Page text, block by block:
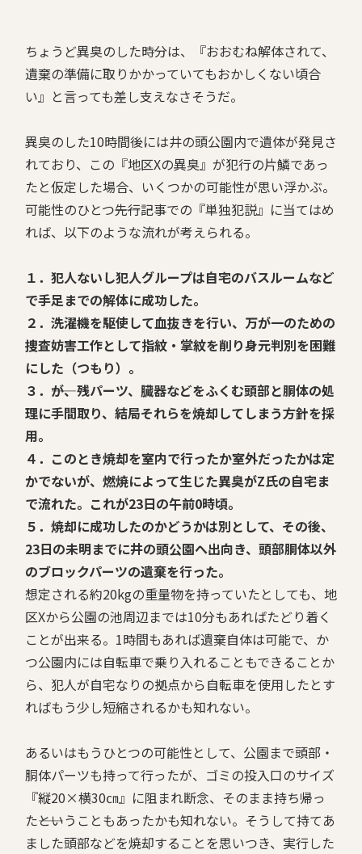
ちょうど異臭のした時分は、『おおむね解体されて、
遺棄の準備に取りかかっていてもおかしくない頃合
い』と言っても差し支えなさそうだ。
異臭のした10時間後には井の頭公園内で遺体が発見さ
れており、この『地区Xの異臭』が犯行の片鱗であっ
たと仮定した場合、いくつかの可能性が思い浮かぶ。
可能性のひとつ――先行記事での『単独犯説』に当てはめ
れば、以下のような流れが考えられる。
１．犯人ないし犯人グループは自宅のバスルームなど
で手足までの解体に成功した。
２．洗濯機を駆使して血抜きを行い、万が一のための
捜査妨害工作として指紋・掌紋を削り身元判別を困難
にした（つもり）。
３．――が、残パーツ、臓器などをふくむ頭部と胴体の処
理に手間取り、結局それらを焼却してしまう方針を採
用。
４．このとき焼却を室内で行ったか室外だったかは定
かでないが、燃焼によって生じた異臭がZ氏の自宅ま
で流れた。これが23日の午前0時頃。
５．焼却に成功したのかどうかは別として、その後、
23日の未明までに井の頭公園へ出向き、頭部胴体以外
のブロックパーツの遺棄を行った。
想定される約20kgの重量物を持っていたとしても、地
区Xから公園の池周辺までは10分もあればたどり着く
ことが出来る。1時間もあれば遺棄自体は可能で、か
つ公園内には自転車で乗り入れることもできることか
ら、犯人が自宅なりの拠点から自転車を使用したとす
ればもう少し短縮されるかも知れない。
あるいはもうひとつの可能性として、公園まで頭部・
胴体パーツも持って行ったが、ゴミの投入口のサイズ
『縦20×横30㎝』に阻まれ断念、そのまま持ち帰っ
た――ということもあったかも知れない。そうして持てあ
ました頭部などを焼却することを思いつき、実行した